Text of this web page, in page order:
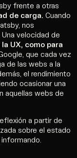
frente a otras
de carga. Cuando
nos
velocidad de
UX, como para
que cada vez
de las webs a la
el rendimiento
ocasionar una
aquellas webs de
a partir de
sobre el estado